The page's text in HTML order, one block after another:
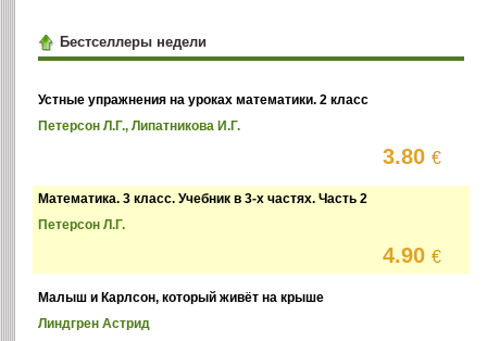
Бестселлеры недели
Устные упражнения на уроках математики. 2 класс
Петерсон Л.Г., Липатникова И.Г.
3.80€
Математика. 3 класс. Учебник в 3-х частях. Часть 2
Петерсон Л.Г.
4.90€
Малыш и Карлсон, который живёт на крыше
Линдгрен Астрид